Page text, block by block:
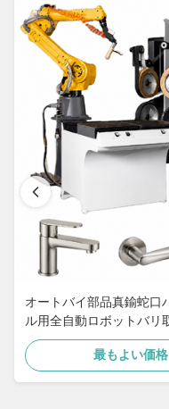
オートバイ部品真鍮蛇口
ル用全自動ロボットバリ
最もよい価